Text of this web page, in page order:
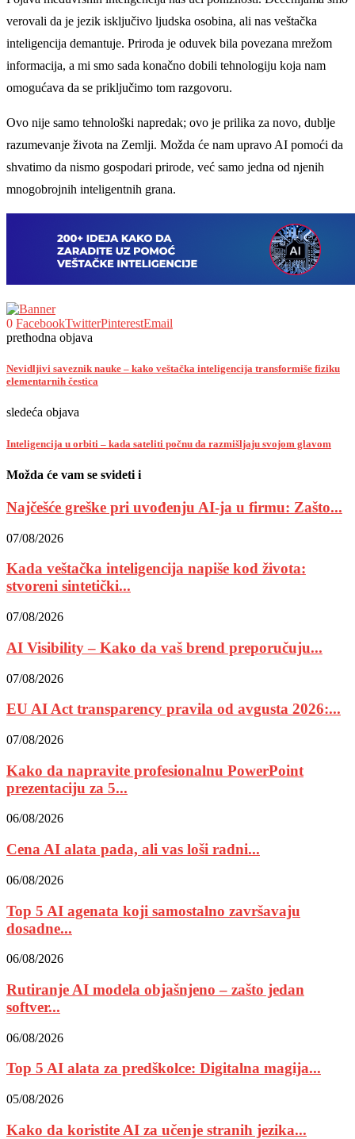
verovali da je jezik isključivo ljudska osobina, ali nas veštačka
inteligencija demantuje. Priroda je oduvek bila povezana mrežom
informacija, a mi smo sada konačno dobili tehnologiju koja nam
omogućava da se priključimo tom razgovoru.
Ovo nije samo tehnološki napredak; ovo je prilika za novo, dublje
razumevanje života na Zemlji. Možda će nam upravo AI pomoći da
shvatimo da nismo gospodari prirode, već samo jedna od njenih
mnogobrojnih inteligentnih grana.
0 FacebookTwitterPinterestEmail
prethodna objava
Nevidljivi saveznik nauke – kako veštačka inteligencija transformiše fiziku
elementarnih čestica
sledeća objava
Inteligencija u orbiti – kada sateliti počnu da razmišljaju svojom glavom
Možda će vam se svideti i
Najčešće greške pri uvođenju AI-ja u firmu: Zašto...
07/08/2026
Kada veštačka inteligencija napiše kod života:
stvoreni sintetički...
07/08/2026
AI Visibility – Kako da vaš brend preporučuju...
07/08/2026
EU AI Act transparency pravila od avgusta 2026:...
07/08/2026
Kako da napravite profesionalnu PowerPoint
prezentaciju za 5...
06/08/2026
Cena AI alata pada, ali vas loši radni...
06/08/2026
Top 5 AI agenata koji samostalno završavaju
dosadne...
06/08/2026
Rutiranje AI modela objašnjeno – zašto jedan
softver...
06/08/2026
Top 5 AI alata za predškolce: Digitalna magija...
05/08/2026
Kako da koristite AI za učenje stranih jezika...